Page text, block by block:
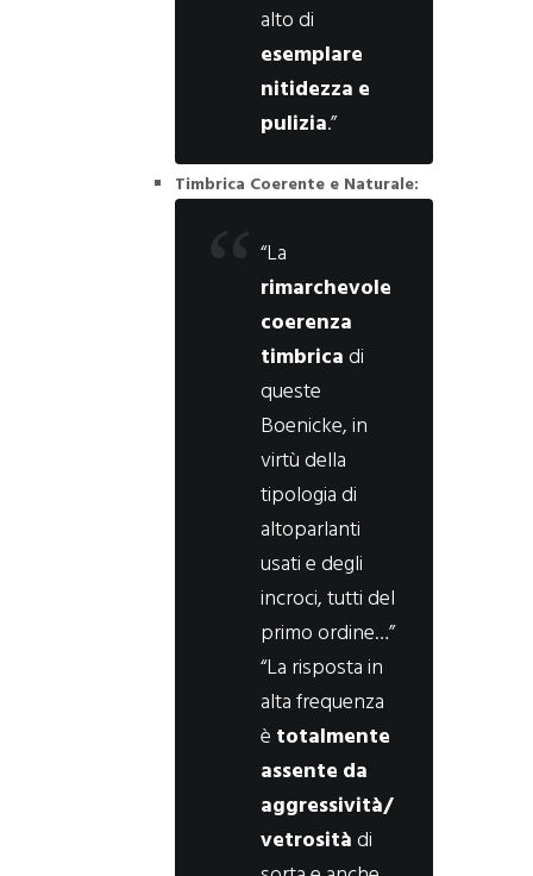
alto di
esemplare
nitidezza e
pulizia.”
Timbrica Coerente e Naturale:
“La
rimarchevole
coerenza
timbricadi
queste
Boenicke, in
virtù della
tipologia di
altoparlanti
usati e degli
incroci, tutti del
primo ordine…”
“La risposta in
alta frequenza
è totalmente
assente da
aggressività/
vetrositàdi